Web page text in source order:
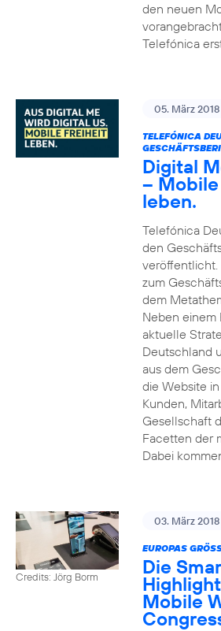
den neuen
Telefónica
05. März 2018
TELEFÓNICA
Digital
–
leben.
Telefónica
den
veröffentlicht.
zum
dem
Neben einem
aktuelle
Deutschland
aus dem
die Website
Kunden,
Gesellschaft
Facetten der
Dabei
Credits: Jörg Borm
03. März 2018
EUROPAS
Die
Mobile